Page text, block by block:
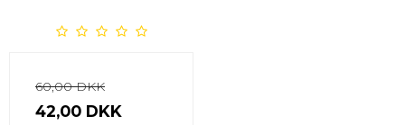
60,00 DKK
42,00 DKK